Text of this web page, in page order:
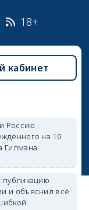
18+
кабинет
Россию
на 10
Гилмана
публикацию
и объяснил всё